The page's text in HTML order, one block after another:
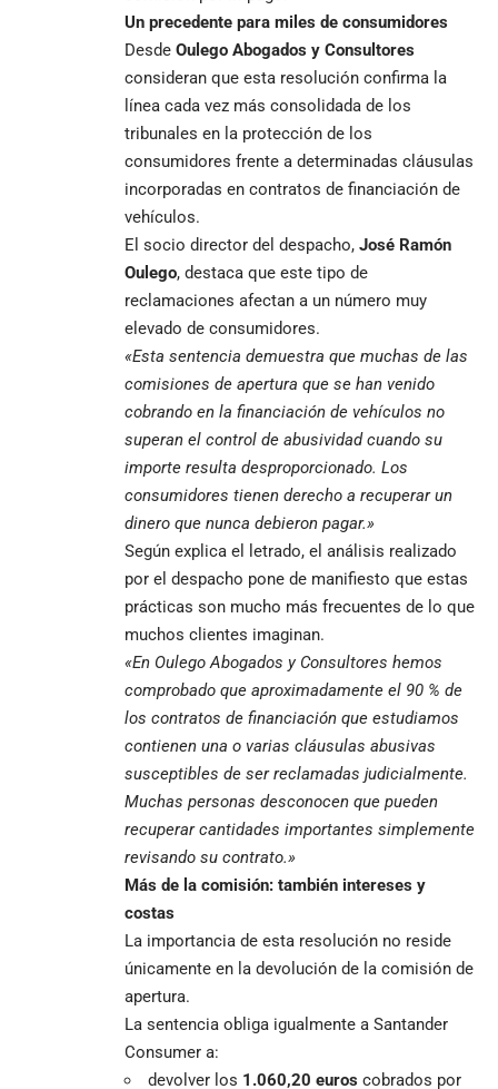
Un precedente para miles de consumidores
Desde Oulego Abogados y Consultores
consideran que esta resolución confirma la
línea cada vez más consolidada de los
tribunales en la protección de los
consumidores frente a determinadas cláusulas
incorporadas en contratos de financiación de
vehículos.
El socio director del despacho, José Ramón
Oulego, destaca que este tipo de
reclamaciones afectan a un número muy
elevado de consumidores.
«Esta sentencia demuestra que muchas de las
comisiones de apertura que se han venido
cobrando en la financiación de vehículos no
superan el control de abusividad cuando su
importe resulta desproporcionado. Los
consumidores tienen derecho a recuperar un
dinero que nunca debieron pagar.»
Según explica el letrado, el análisis realizado
por el despacho pone de manifiesto que estas
prácticas son mucho más frecuentes de lo que
muchos clientes imaginan.
«En Oulego Abogados y Consultores hemos
comprobado que aproximadamente el 90 % de
los contratos de financiación que estudiamos
contienen una o varias cláusulas abusivas
susceptibles de ser reclamadas judicialmente.
Muchas personas desconocen que pueden
recuperar cantidades importantes simplemente
revisando su contrato.»
Más de la comisión: también intereses y
costas
La importancia de esta resolución no reside
únicamente en la devolución de la comisión de
apertura.
La sentencia obliga igualmente a Santander
Consumer a:
devolver los 1.060,20 euros cobrados por